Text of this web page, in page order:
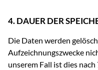
4. DAUER DER
Die Daten werden
Aufzeichnungszwecke
unserem Fall ist dies nach